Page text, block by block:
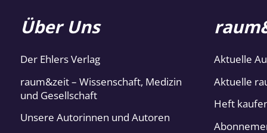
Über Uns
Der Ehlers Verlag
raum&zeit – Wissenschaft, Medizin
und Gesellschaft
Unsere Autorinnen und Autoren
Aktuelle
Aktuelle
Heft